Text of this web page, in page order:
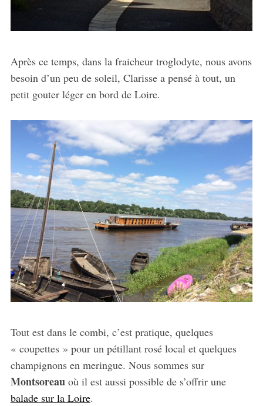
Après ce temps, dans la fraicheur troglodyte, nous avons
besoin d’un peu de soleil, Clarisse a pensé à tout, un
petit gouter léger en bord de Loire.
Tout est dans le combi, c’est pratique, quelques
« coupettes » pour un pétillant rosé local et quelques
champignons en meringue. Nous sommes sur
Montsoreauoù il est aussi possible de s’offrir une
balade sur la Loire.